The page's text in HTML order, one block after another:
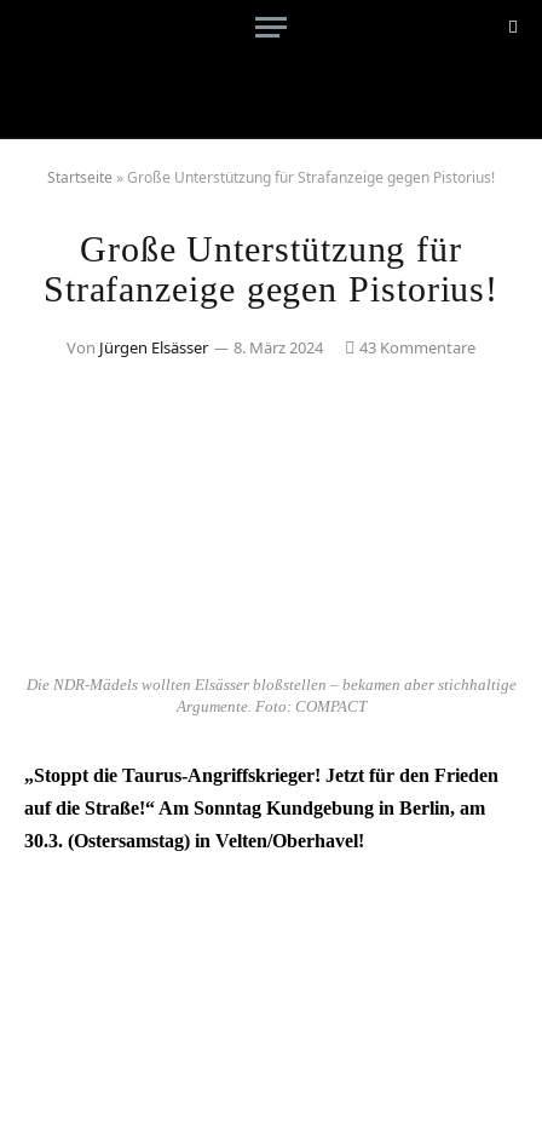
Startseite »Große Unterstützung für Strafanzeige gegen Pistorius!
Große Unterstützung für
Strafanzeige gegen Pistorius!
Von Jürgen Elsässer 8. März 2024 43 Kommentare
Die NDR-Mädels wollten Elsässer bloßstellen – bekamen aber stichhaltige
Argumente. Foto: COMPACT
„Stoppt die Taurus-Angriffskrieger! Jetzt für den Frieden
auf die Straße!“ Am Sonntag Kundgebung in Berlin, am
30.3. (Ostersamstag) in Velten/Oberhavel!